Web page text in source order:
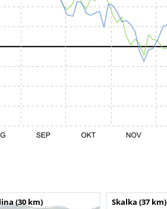
(30 km) Skalka (37 km)